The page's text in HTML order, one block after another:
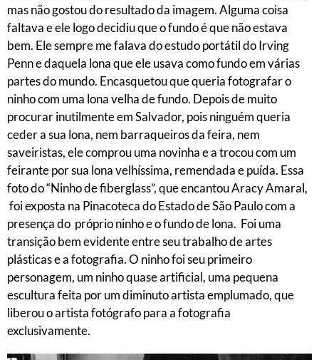
mas não gostou do resultado da imagem. Alguma coisa
faltava e ele logo decidiu que o fundo é que não estava
bem. Ele sempre me falava do estudo portátil do Irving
Penn e daquela lona que ele usava como fundo em várias
partes do mundo. Encasquetou que queria fotografar o
ninho com uma lona velha de fundo. Depois de muito
procurar inutilmente em Salvador, pois ninguém queria
ceder a sua lona, nem barraqueiros da feira, nem
saveiristas, ele comprou uma novinha e a trocou com um
feirante por sua lona velhíssima, remendada e puída. Essa
foto do “Ninho de fiberglass”, que encantou Aracy Amaral,
foi exposta na Pinacoteca do Estado de São Paulo com a
presença do próprio ninho e o fundo de lona. Foi uma
transição bem evidente entre seu trabalho de artes
plásticas e a fotografia. O ninho foi seu primeiro
personagem, um ninho quase artificial, uma pequena
escultura feita por um diminuto artista emplumado, que
liberou o artista fotógrafo para a fotografia
exclusivamente.